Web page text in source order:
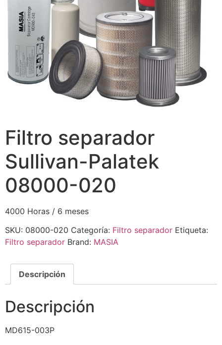
Filtro separador
Sullivan-Palatek
08000-020
4000 Horas / 6 meses
SKU: 08000-020 Categoría: Filtro separador Etiqueta:
Filtro separador Brand: MASIA
Descripción
Descripción
MD615-003P